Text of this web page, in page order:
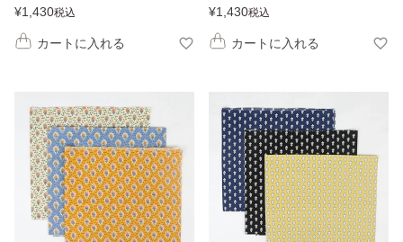
¥1,430税込
カートに入れる
¥1,430税込
カートに入れる